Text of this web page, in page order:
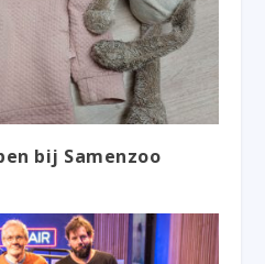
bij Samenzoo